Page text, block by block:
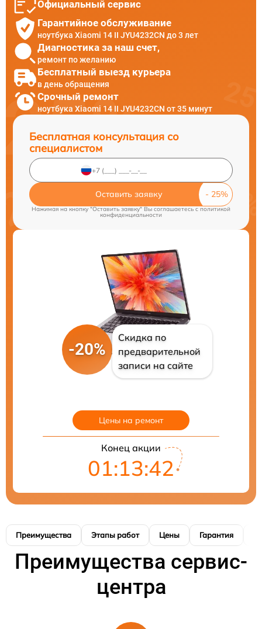
Официальный сервис
Гарантийное обслуживание
ноутбука Xiaomi 14 II JYU4232CN до 3 лет
Диагностика за наш счет,
ремонт по желанию
Бесплатный выезд курьера
в день обращения
Срочный ремонт
ноутбука Xiaomi 14 II JYU4232CN от 35 минут
Бесплатная консультация со
специалистом
Оставить заявку
Нажимая на кнопку "Оставить заявку" Вы соглашаетесь cполитикой
конфиденциальности
-20%
Скидка по
предварительной
записи на сайте
Цены на ремонт
Конец акции
01:13:40
Преимущества Этапы работ Цены Гарантия
Преимущества сервис-
центра